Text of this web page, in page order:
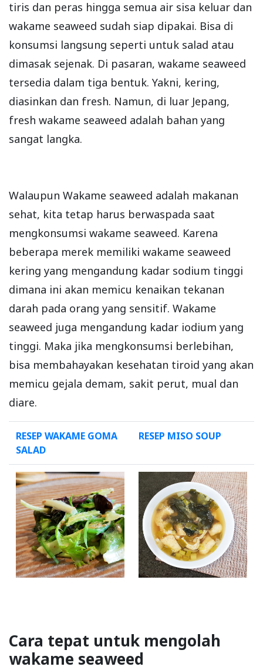
tiris dan peras hingga semua air sisa keluar dan
wakame seaweed sudah siap dipakai. Bisa di
konsumsi langsung seperti untuk salad atau
dimasak sejenak. Di pasaran, wakame seaweed
tersedia dalam tiga bentuk. Yakni, kering,
diasinkan dan fresh. Namun, di luar Jepang,
fresh wakame seaweed adalah bahan yang
sangat langka.
Walaupun Wakame seaweed adalah makanan
sehat, kita tetap harus berwaspada saat
mengkonsumsi wakame seaweed. Karena
beberapa merek memiliki wakame seaweed
kering yang mengandung kadar sodium tinggi
dimana ini akan memicu kenaikan tekanan
darah pada orang yang sensitif. Wakame
seaweed juga mengandung kadar iodium yang
tinggi. Maka jika mengkonsumsi berlebihan,
bisa membahayakan kesehatan tiroid yang akan
memicu gejala demam, sakit perut, mual dan
diare.
RESEP WAKAME GOMA
SALAD
RESEP MISO SOUP
Cara tepat untuk mengolah
wakame seaweed